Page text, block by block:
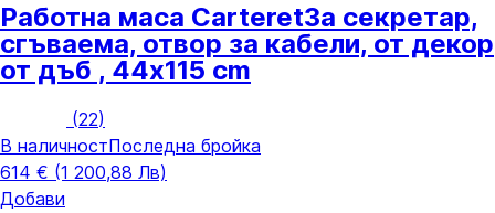
Работна маса CarteretЗа секретар,
сгъваема, отвор за кабели, от декор
от дъб , 44x115 cm
(22)
В наличностПоследна бройка
614 € (1 200,88 Лв)
Добави